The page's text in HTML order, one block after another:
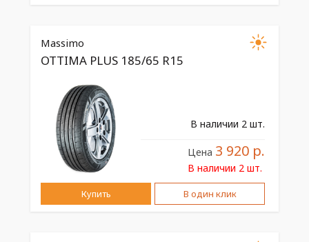
Massimo
OTTIMA PLUS 185/65 R15
В наличии 2 шт.
Цена 3 920 р.
В наличии 2 шт.
Купить В один клик